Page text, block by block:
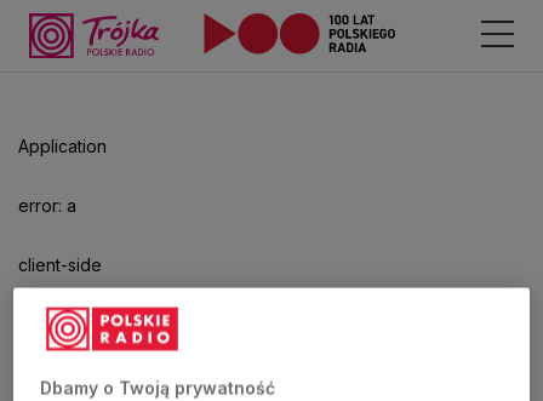
Application
error: a
client-side
exception
hasDbamy o Twoją prywatność